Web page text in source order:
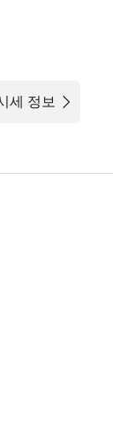
세 정보